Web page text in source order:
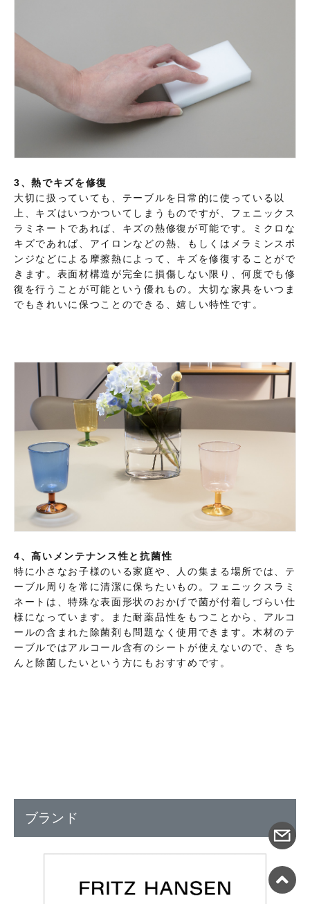
3、熱でキズを修復
大切に扱っていても、テーブルを日常的に使っている以
上、キズはいつかついてしまうものですが、フェニックス
ラミネートであれば、キズの熱修復が可能です。ミクロな
キズであれば、アイロンなどの熱、もしくはメラミンスポ
ンジなどによる摩擦熱によって、キズを修復することがで
きます。表面材構造が完全に損傷しない限り、何度でも修
復を行うことが可能という優れもの。大切な家具をいつま
でもきれいに保つことのできる、嬉しい特性です。
4、高いメンテナンス性と抗菌性
特に小さなお子様のいる家庭や、人の集まる場所では、テ
ーブル周りを常に清潔に保ちたいもの。フェニックスラミ
ネートは、特殊な表面形状のおかげで菌が付着しづらい仕
様になっています。また耐薬品性をもつことから、アルコ
ールの含まれた除菌剤も問題なく使用できます。木材のテ
ーブルではアルコール含有のシートが使えないので、きち
んと除菌したいという方にもおすすめです。
ブランド